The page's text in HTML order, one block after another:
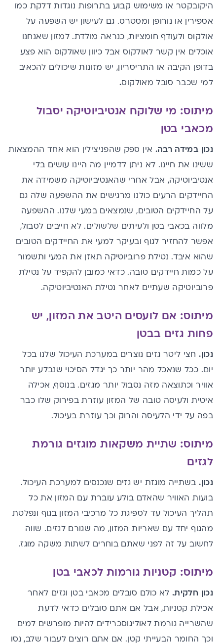
היקובקטר או משימוש קבוע בתרופות נוגדות דלקת כמו
אספירין או נורופן ומסטרס. גם לעישון יש השפעה על
אולקוס ולעודף חומציות, כנראה מולדת. למזון שאנחנו
אוכלים אין קשר לאולקוס אבל כיוון שאולקוס הוא פצע
בדופן הקיבה או התריסריון, יש מזונות שיכולים להכאיב
למי שכבר סובל מאולקוס.
מיתוס: מי שלוקח אנטיביוטיקה יסבול
מכאבי בטן
נכון במידה רבה. אין ספק שהפניצילין הוא אחד ההמצאות
ששינו את חיינו. לא ניתן לדמיין מה היינו עושים בלי
אנטיביוטיקה, אבל אחרי שהאנטיביוטיקה משמידה את
החיידקים הרעים כולנו מרגישים את ההשפעה שלה גם
על החיידקים הטובים, שנמצאים במעי שלנו. ההשפעה
מלווה בכאבי בטן ולעיתים שלשולים. לא חייבים לסבול,
אפשר להחזיר לגוף ובעיקר למעי את החיידקים הטובים
שהוא איבד. נטילת פרוביוטיקה תאזן את המעי ותשמור
על כמות חיידקים טובה. כדאי כמובן להקפיד על נטילת
פרוביוטיקה שעתיים לאחר נטילת האנטיביוטיקה.
מיתוס: אם לועסים היטב את המזון, יש
פחות גזים בבטן
נכון.חצי ליטר גזים נוצרים במערכת העיכול שלנו בכל
יום. ככל שנאכל מהר יותר כך יגדל הסיכוי שנבלע יותר
אוויר וכתוצאה מזה נסבול יותר מגזים. בנוסף, אכילה
איטית ולעיסה טובה של המזון עוזרת בפירוק שלו כבר
בפה על ידי הלעיסה והרוק וכך עוזרת בעיכול.
מיתוס: שתיית משקאות מוגזים גורמת
לגזים
נכון. בשתייה מוגזת יש גזים שנכנסים למערכת העיכול.
בועות האוויר שהאדם בולע עוברת עם המזון את כל
תהליך העיכול עד לספיגת כל מרכיבי המזון בגוף ונפלטת
מהגוף יחד עם שאריות המזון, מה שגורם לגזים. שווה
לחשוב על זה לפני שאתם בוחרים לשתות משקה מוגז.
מיתוס: קטניות גורמות לכאבי בטן
נכון חלקית.לא כולם סובלים מכאבי בטן וגזים לאחר
אכילת קטניות, אבל אם אתם סובלים כדאי לדעת
שהשרייה גורמת לאוליגוסכרידים להיות מופרשים למים
וכך החומר הבעייתי קטן. אם אתם רוצים לעבור שלב, נסו